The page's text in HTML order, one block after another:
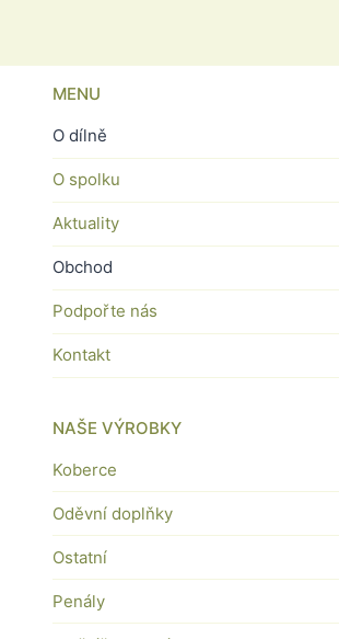
MENU
O dílně
O spolku
Aktuality
Obchod
Podpořte nás
Kontakt
NAŠE VÝROBKY
Koberce
Oděvní doplňky
Ostatní
Penály